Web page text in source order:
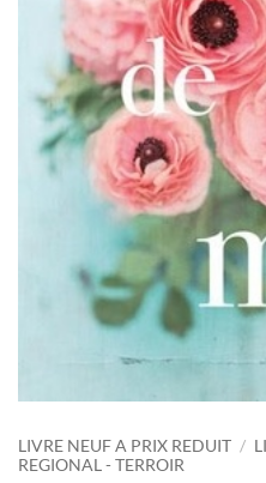
LIVRE NEUF A PRIX REDUIT /
REGIONAL - TERROIR